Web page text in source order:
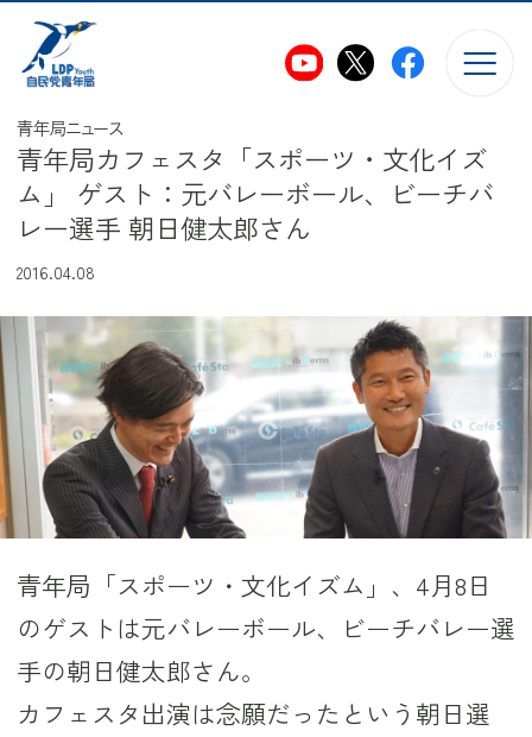
このページの本文へ移動
青年局ニュース
青年局カフェスタ「スポーツ・文化イズ
ム」 ゲスト：元バレーボール、ビーチバ
レー選手 朝日健太郎さん
2016.04.08
青年局「スポーツ・文化イズム」、4月8日
のゲストは元バレーボール、ビーチバレー選
手の朝日健太郎さん。
カフェスタ出演は念願だったという朝日選